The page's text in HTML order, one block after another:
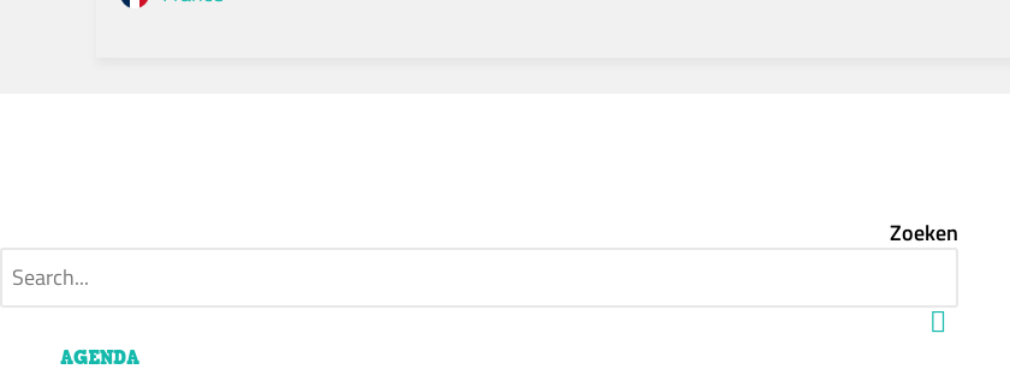
Zoeken
AGENDA